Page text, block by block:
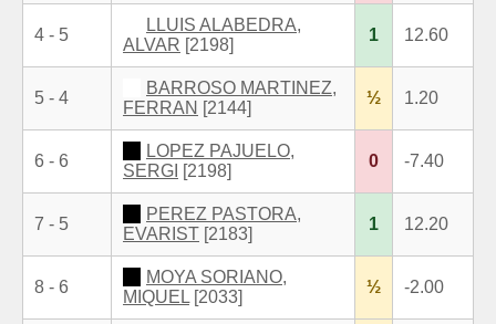
4 - 5
LLUIS ALABEDRA,
ALVAR [2198]
1 12.60
5 - 4
BARROSO MARTINEZ,
FERRAN [2144]
½ 1.20
6 - 6
LOPEZ PAJUELO,
SERGI [2198]
0 -7.40
7 - 5
PEREZ PASTORA,
EVARIST [2183]
1 12.20
8 - 6
MOYA SORIANO,
MIQUEL [2033]
½ -2.00